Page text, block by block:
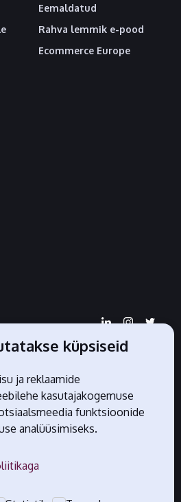
Eemaldatud
Rahva lemmik e-pood
Ecommerce Europe
partnerid
küpsiseid
ja reklaamide
kasutajakogemuse
funktsioonide
analüüsimiseks.